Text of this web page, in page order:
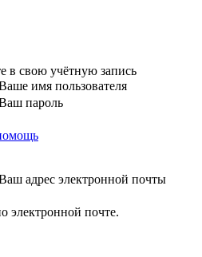
в свою учётную запись
имя пользователя
пароль
адрес электронной почты
электронной почте.